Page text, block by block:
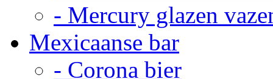
- Mercury glazen
Mexicaanse bar
- Corona bier